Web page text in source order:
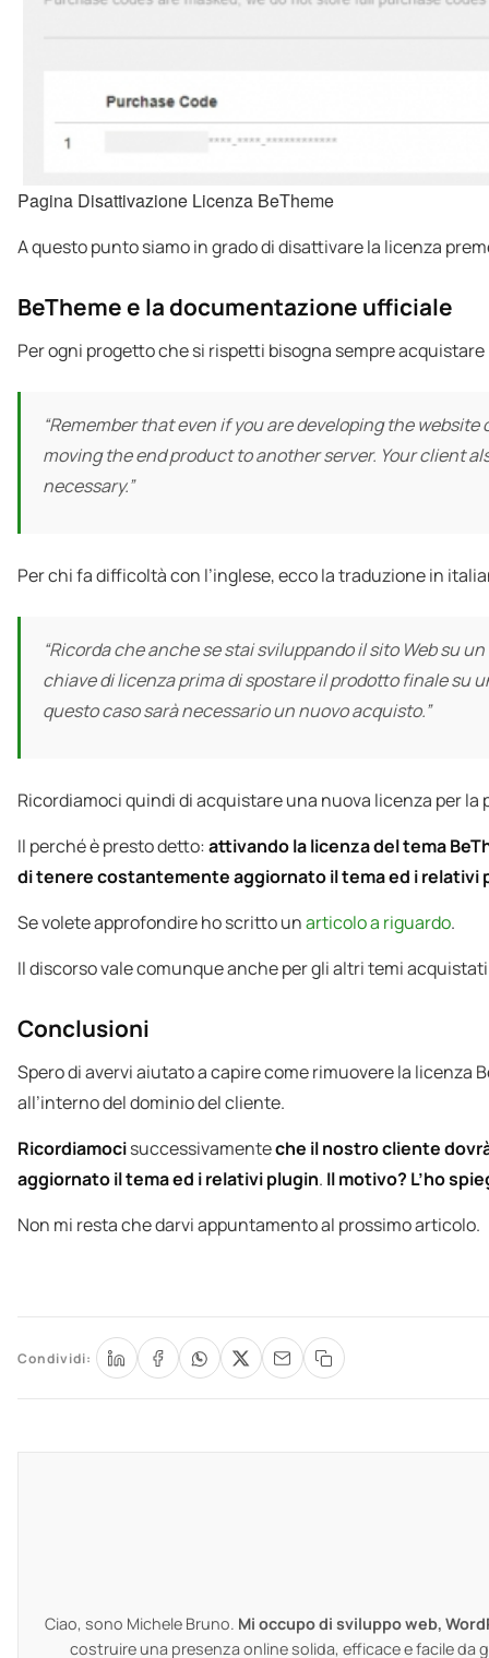
Pagina Disattivazione Licenza BeTheme
A questo punto siamo in grado di disattivare la licenza
BeTheme e la documentazione ufficiale
Per ogni progetto che si rispetti bisogna sempre
“Remember that even if you are developing the
moving the end product to another server. Your client
necessary.”
Per chi fa difficoltà con l’inglese, ecco la traduzione in
“Ricorda che anche se stai sviluppando il sito Web su
chiave di licenza prima di spostare il prodotto finale su
questo caso sarà necessario un nuovo acquisto.”
Ricordiamoci quindi di acquistare una nuova licenza per la
Il perché è presto detto:attivando la licenza del tema
di tenere costantemente aggiornato il tema ed i relativi
Se volete approfondire ho scritto unarticolo a riguardo.
Il discorso vale comunque anche per gli altri temi
Conclusioni
Spero di avervi aiutato a capire come rimuovere la licenza
all’interno del dominio del cliente.
Ricordiamocisuccessivamenteche il nostro cliente
aggiornato il tema ed i relativi plugin. Il motivo? L’ho
Non mi resta che darvi appuntamento al prossimo articolo.
Condividi:
Ciao, sono Michele Bruno. Mi occupo di sviluppo web,
costruire una presenza online solida, efficace e facile